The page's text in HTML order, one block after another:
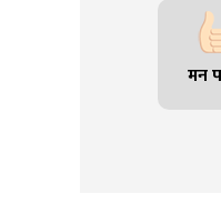
मन